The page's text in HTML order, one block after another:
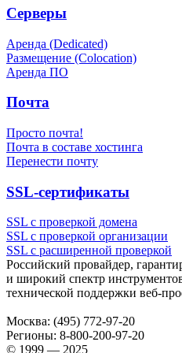
Серверы
Аренда (Dedicated)
Размещение (Colocation)
Аренда ПО
Почта
Просто почта!
Почта в составе хостинга
Перенести почту
SSL-сертификаты
SSL с проверкой домена
SSL с проверкой организации
SSL с расширенной проверкой
Российский провайдер,
и широкий спектр
технической поддержки веб-
Москва: (495) 772-97-20
Регионы: 8-800-200-97-20
© 1999 — 2025